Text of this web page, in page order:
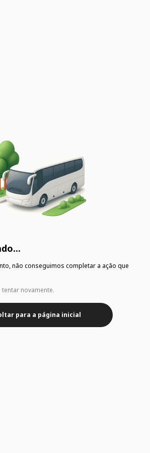
não conseguimos completar a ação que
tentar novamente.
para a página inicial